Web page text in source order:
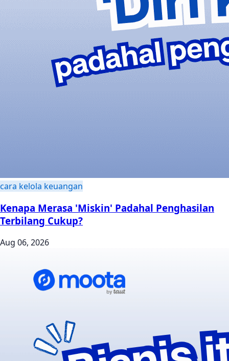
cara kelola keuangan
Kenapa Merasa 'Miskin' Padahal Penghasilan
Terbilang Cukup?
Aug 06, 2026